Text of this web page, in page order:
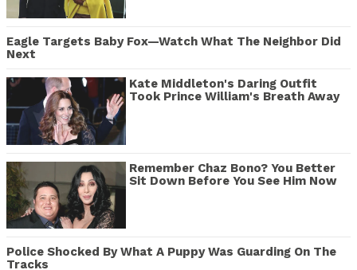
Eagle Targets Baby Fox—Watch What The Neighbor Did
Next
Kate Middleton's Daring Outfit
Took Prince William's Breath Away
Remember Chaz Bono? You Better
Sit Down Before You See Him Now
Police Shocked By What A Puppy Was Guarding On The
Tracks